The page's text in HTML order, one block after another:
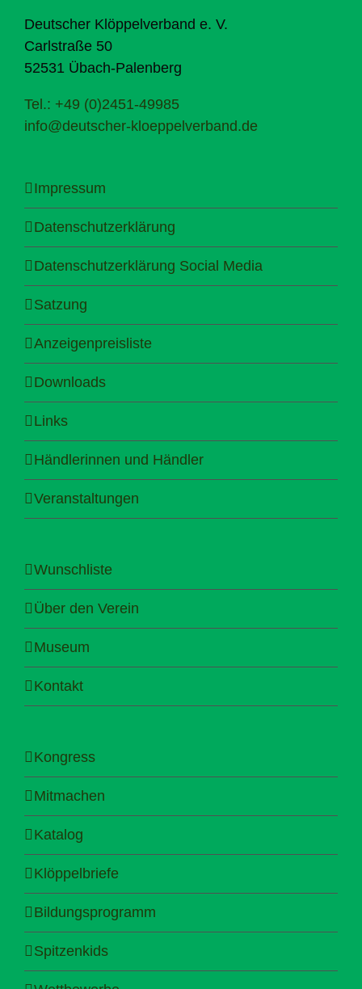
Deutscher Klöppelverband e. V.
Carlstraße 50
52531 Übach-Palenberg
Tel.: +49 (0)2451-49985
info@deutscher-kloeppelverband.de
Impressum
Datenschutzerklärung
Datenschutzerklärung Social Media
Satzung
Anzeigenpreisliste
Downloads
Links
Händlerinnen und Händler
Veranstaltungen
Wunschliste
Über den Verein
Museum
Kontakt
Kongress
Mitmachen
Katalog
Klöppelbriefe
Bildungsprogramm
Spitzenkids